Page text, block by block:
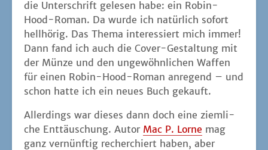
die Unter­schrift gele­sen habe: ein Robin-
Hood-Roman. Da wur­de ich natür­lich sofort
hell­hö­rig. Das The­ma inter­es­siert mich immer!
Dann fand ich auch die Cover-Gestal­tung mit
der Mün­ze und den unge­wöhn­li­chen Waf­fen
für einen Robin-Hood-Roman anre­gend – und
schon hat­te ich ein neu­es Buch gekauft.
Aller­dings war die­ses dann doch eine ziem­li­
che Ent­täu­schung. Autor Mac P. Lor­ne mag
ganz ver­nünf­tig recher­chiert haben, aber